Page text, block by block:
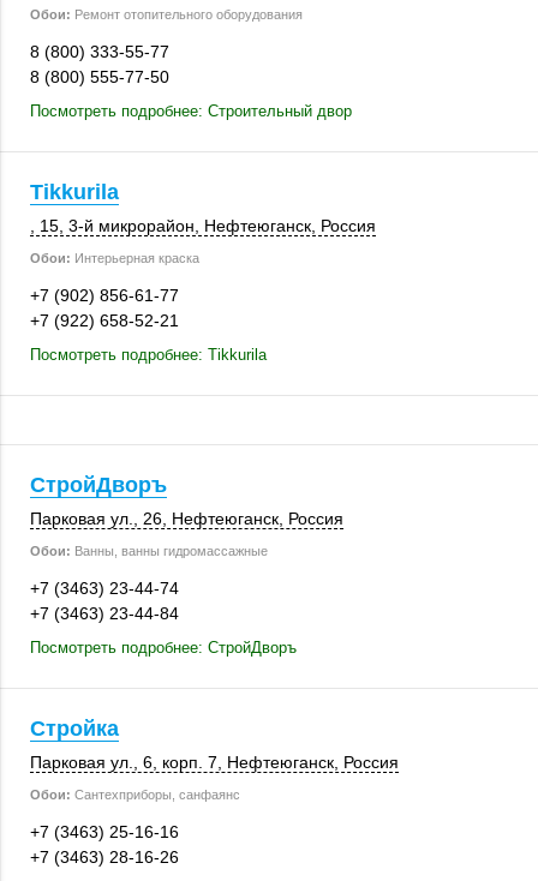
Обои: Ремонт отопительного оборудования
8 (800) 333-55-77
8 (800) 555-77-50
Посмотреть подробнее: Строительный двор
Tikkurila
, 15 3-й микрорайон Нефтеюганск Россия
Обои: Интерьерная краска
+7 (902) 856-61-77
+7 (922) 658-52-21
Посмотреть подробнее: Tikkurila
СтройДворъ
Парковая ул., 26 Нефтеюганск Россия
Обои: Ванны, ванны гидромассажные
+7 (3463) 23-44-74
+7 (3463) 23-44-84
Посмотреть подробнее: СтройДворъ
Стройка
Парковая ул., 6 корп. 7 Нефтеюганск Россия
Обои: Сантехприборы, санфаянс
+7 (3463) 25-16-16
+7 (3463) 28-16-26